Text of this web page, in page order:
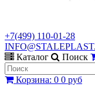
+7(499) 110-01-28
Каталог
Поиск
Корзина: 0 0 руб